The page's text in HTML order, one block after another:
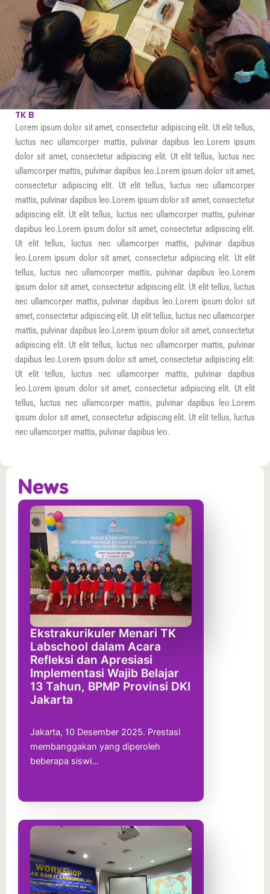
TK B
Lorem ipsum dolor sit amet, consectetur adipiscing elit. Ut elit tellus,
luctus nec ullamcorper mattis, pulvinar dapibus leo.Lorem ipsum
dolor sit amet, consectetur adipiscing elit. Ut elit tellus, luctus nec
ullamcorper mattis, pulvinar dapibus leo.Lorem ipsum dolor sit amet,
consectetur adipiscing elit. Ut elit tellus, luctus nec ullamcorper
mattis, pulvinar dapibus leo.Lorem ipsum dolor sit amet, consectetur
adipiscing elit. Ut elit tellus, luctus nec ullamcorper mattis, pulvinar
dapibus leo.Lorem ipsum dolor sit amet, consectetur adipiscing elit.
Ut elit tellus, luctus nec ullamcorper mattis, pulvinar dapibus
leo.Lorem ipsum dolor sit amet, consectetur adipiscing elit. Ut elit
tellus, luctus nec ullamcorper mattis, pulvinar dapibus leo.Lorem
ipsum dolor sit amet, consectetur adipiscing elit. Ut elit tellus, luctus
nec ullamcorper mattis, pulvinar dapibus leo.Lorem ipsum dolor sit
amet, consectetur adipiscing elit. Ut elit tellus, luctus nec ullamcorper
mattis, pulvinar dapibus leo.Lorem ipsum dolor sit amet, consectetur
adipiscing elit. Ut elit tellus, luctus nec ullamcorper mattis, pulvinar
dapibus leo.Lorem ipsum dolor sit amet, consectetur adipiscing elit.
Ut elit tellus, luctus nec ullamcorper mattis, pulvinar dapibus
leo.Lorem ipsum dolor sit amet, consectetur adipiscing elit. Ut elit
tellus, luctus nec ullamcorper mattis, pulvinar dapibus leo.Lorem
ipsum dolor sit amet, consectetur adipiscing elit. Ut elit tellus, luctus
nec ullamcorper mattis, pulvinar dapibus leo.
News
Ekstrakurikuler Menari TK
Labschool dalam Acara
Refleksi dan Apresiasi
Implementasi Wajib Belajar
13 Tahun, BPMP Provinsi DKI
Jakarta
Jakarta, 10 Desember 2025. Prestasi
membanggakan yang diperoleh
beberapa siswi…